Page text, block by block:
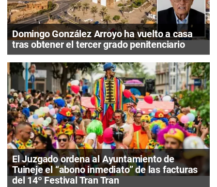
Domingo González Arroyo ha vuelto a casa
tras obtener el tercer grado penitenciario
El Juzgado ordena al Ayuntamiento de
Tuineje el “abono inmediato” de las facturas
del 14º Festival Tran Tran